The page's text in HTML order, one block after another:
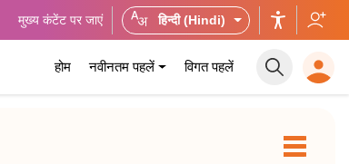
मुख्य कंटेंट पर जाएं हिन्दी (Hindi)
होम नवीनतम पहलें विगत पहलें